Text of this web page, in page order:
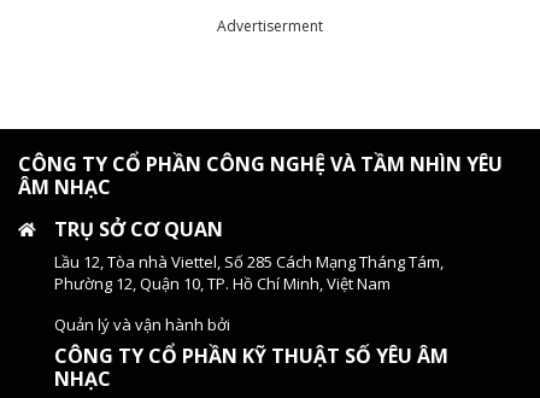
Advertiserment
CÔNG TY CỔ PHẦN CÔNG NGHỆ VÀ TẦM NHÌN YÊU
ÂM NHẠC
TRỤ SỞ CƠ QUAN
Lầu 12, Tòa nhà Viettel, Số 285 Cách Mạng Tháng Tám,
Phường 12, Quận 10, TP. Hồ Chí Minh, Việt Nam
Quản lý và vận hành bởi
CÔNG TY CỔ PHẦN KỸ THUẬT SỐ YÊU ÂM
NHẠC